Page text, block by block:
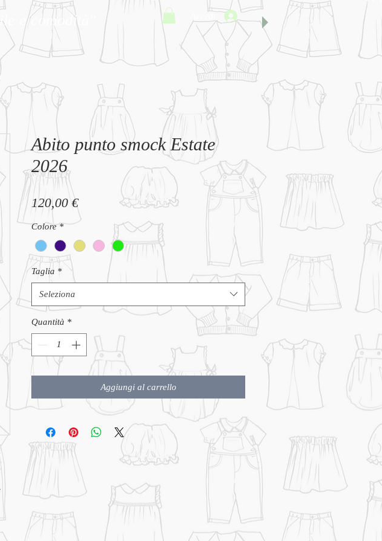
e comodità"
Abito punto smock Estate
2026
120,00 €Prezzo
Colore *
Taglia *
Seleziona
Quantità *
Aggiungi al carrello